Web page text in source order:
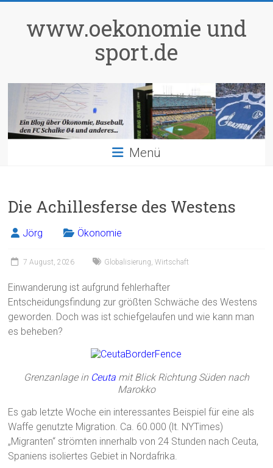
springenwww.oekonomie und
sport.de
Menü
Die Achillesferse des Westens
Jörg Ökonomie
7 August, 2026 Globalisierung,Wirtschaft
Einwanderung ist aufgrund fehlerhafter
Entscheidungsfindung zur größten Schwäche des Westens
geworden. Doch was ist schiefgelaufen und wie kann man
es beheben?
Grenzanlage in Ceutamit Blick Richtung Süden nach
Marokko
Es gab letzte Woche ein interessantes Beispiel für eine als
Waffe genutzte Migration. Ca. 60.000 (lt. NYTimes)
„Migranten“ strömten innerhalb von 24 Stunden nach Ceuta,
Spaniens isoliertes Gebiet in Nordafrika.